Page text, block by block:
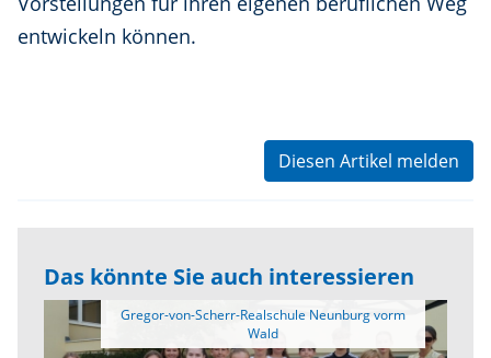
entwickeln können.
Diesen Artikel melden
Das könnte Sie auch interessieren